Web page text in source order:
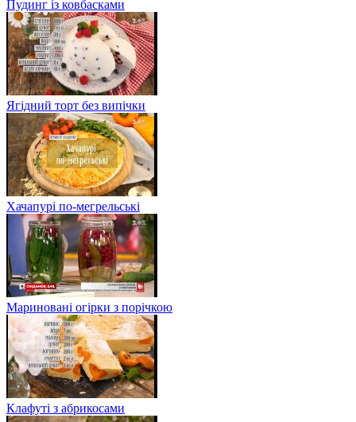
Пудинг із ковбасками
Ягідний торт без випічки
Хачапурі по-мегрельські
Мариновані огірки з порічкою
Клафуті з абрикосами